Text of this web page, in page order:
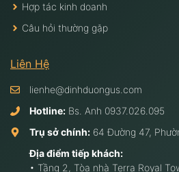
Hợp tác kinh doanh
Câu hỏi thường gặp
Liên Hệ
lienhe@dinhduongus.com
Hotline: Bs. Anh 0937.026.095
Trụ sở chính: 64 Đường 47,
Địa điểm tiếp khách:
• Tầng 2, Tòa nhà Terra Royal